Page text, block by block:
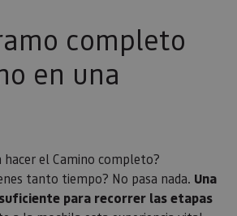
completo
en una
hacer el Camino completo?
tanto tiempo? No pasa nada. Una
para recorrer las etapas